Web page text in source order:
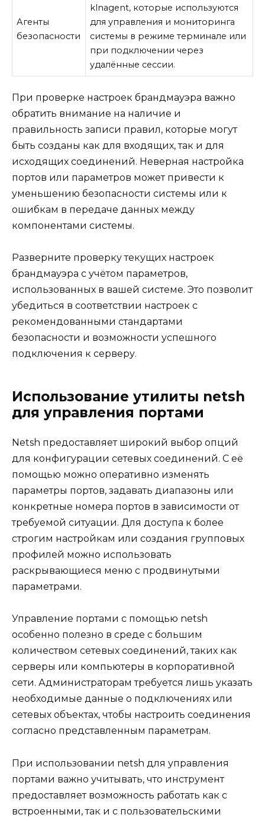
Агенты
безопасности
klnagent, которые используются
для управления и мониторинга
системы в режиме терминале или
при подключении через
удалённые сессии.
При проверке настроек брандмауэра важно
обратить внимание на наличие и
правильность записи правил, которые могут
быть созданы как для входящих, так и для
исходящих соединений. Неверная настройка
портов или параметров может привести к
уменьшению безопасности системы или к
ошибкам в передаче данных между
компонентами системы.
Разверните проверку текущих настроек
брандмауэра с учётом параметров,
использованных в вашей системе. Это позволит
убедиться в соответствии настроек с
рекомендованными стандартами
безопасности и возможности успешного
подключения к серверу.
Использование утилиты netsh
для управления портами
Netsh предоставляет широкий выбор опций
для конфигурации сетевых соединений. С её
помощью можно оперативно изменять
параметры портов, задавать диапазоны или
конкретные номера портов в зависимости от
требуемой ситуации. Для доступа к более
строгим настройкам или создания групповых
профилей можно использовать
раскрывающиеся меню с продвинутыми
параметрами.
Управление портами с помощью netsh
особенно полезно в среде с большим
количеством сетевых соединений, таких как
серверы или компьютеры в корпоративной
сети. Администраторам требуется лишь указать
необходимые данные о подключениях или
сетевых объектах, чтобы настроить соединения
согласно представленным параметрам.
При использовании netsh для управления
портами важно учитывать, что инструмент
предоставляет возможность работать как с
встроенными, так и с пользовательскими